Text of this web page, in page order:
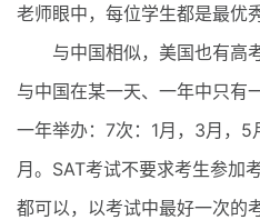
老师眼中，每位学生都是最优
与中国相似，美国也有高考
与中国在某一天、一年中只有
一年举办：7次：1月，3月，5
月。SAT考试不要求考生参加
都可以，以考试中最好一次的